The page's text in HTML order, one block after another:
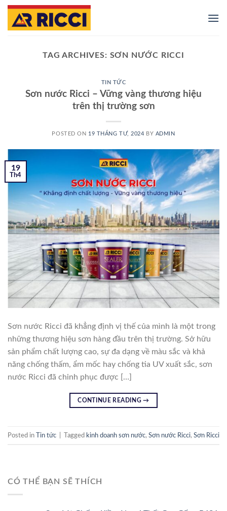
Skip
content
TAG ARCHIVES: SƠN NƯỚC RICCI
TIN TỨC
Sơn nước Ricci – Vững vàng thương hiệu
trên thị trường sơn
POSTED ON 19 THÁNG TƯ, 2024 BY ADMIN
19
Th4
Sơn nước Ricci đã khẳng định vị thế của mình là một trong
những thương hiệu sơn hàng đầu trên thị trường. Sở hữu
sản phẩm chất lượng cao, sự đa dạng về màu sắc và khả
năng chống thấm, ẩm mốc hay chống tia UV xuất sắc, sơn
nước Ricci đã chinh phục được […]
CONTINUE READING→
Posted in Tin tức Tagged kinh doanh sơn nước, Sơn nước Ricci, Sơn Ricci
CÓ THỂ BẠN SẼ THÍCH